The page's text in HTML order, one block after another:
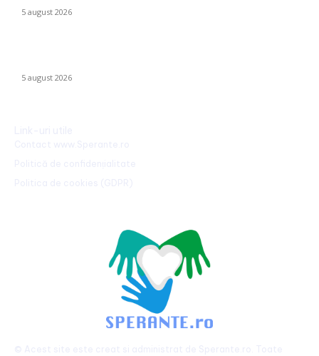
5 august 2026
5 august 2026